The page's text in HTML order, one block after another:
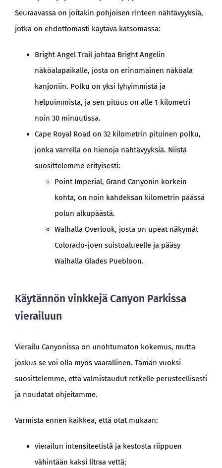
Seuraavassa on joitakin pohjoisen rinteen nähtävyyksiä,
jotka on ehdottomasti käytävä katsomassa:
Bright Angel Trail johtaa Bright Angelin
näköalapaikalle, josta on erinomainen näköala
kanjoniin. Polku on yksi lyhyimmistä ja
helpoimmista, ja sen pituus on alle 1 kilometri
noin 30 minuutissa.
Cape Royal Road on 32 kilometrin pituinen polku,
jonka varrella on hienoja nähtävyyksiä. Niistä
suosittelemme erityisesti:
Point Imperial, Grand Canyonin korkein
kohta, on noin kahdeksan kilometrin päässä
polun alkupäästä.
Walhalla Overlook, josta on upeat näkymät
Colorado-joen suistoalueelle ja pääsy
Walhalla Glades Puebloon.
Käytännön vinkkejä Canyon Parkissa
vierailuun
Vierailu Canyonissa on unohtumaton kokemus, mutta
joskus se voi olla myös vaarallinen. Tämän vuoksi
suosittelemme, että valmistaudut retkelle perusteellisesti
ja noudatat ohjeitamme.
Varmista ennen kaikkea, että otat mukaan:
vierailun intensiteetistä ja kestosta riippuen
vähintään kaksi litraa vettä;